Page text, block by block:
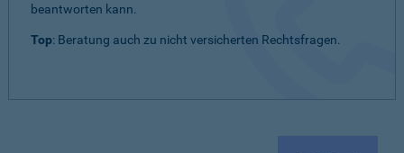
beantworten kann.
Top: Beratung auch zu nicht versicherten Rechtsfragen.